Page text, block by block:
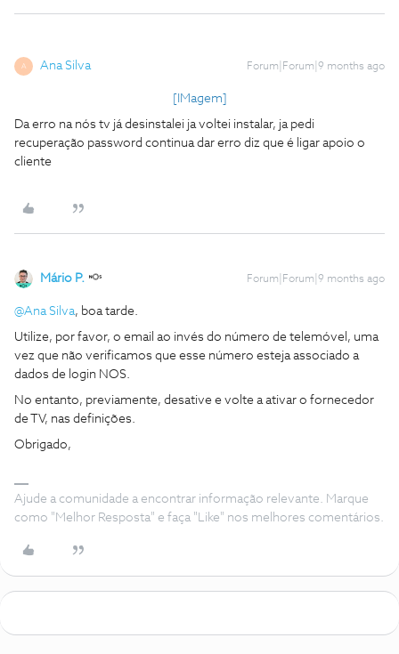
A Ana Silva Forum|Forum|9 months ago
[IMagem]
Da erro na nós tv já desinstalei ja voltei instalar, ja pedi
recuperação password continua dar erro diz que é ligar apoio o
cliente
Mário P. Forum|Forum|9 months ago
@Ana Silva, boa tarde.
Utilize, por favor, o email ao invés do número de telemóvel, uma
vez que não verificamos que esse número esteja associado a
dados de login NOS.
No entanto, previamente, desative e volte a ativar o fornecedor
de TV, nas definições.
Obrigado,
Ajude a comunidade a encontrar informação relevante. Marque
como "Melhor Resposta" e faça "Like" nos melhores comentários.